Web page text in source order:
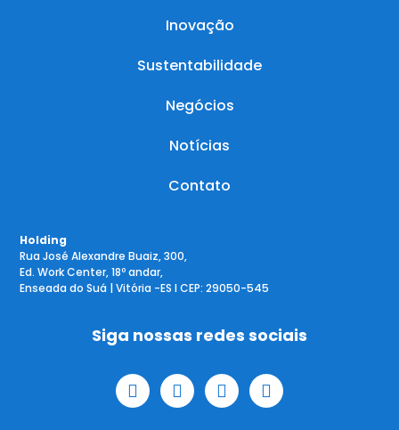
Inovação
Sustentabilidade
Negócios
Notícias
Contato
Holding
Rua José Alexandre Buaiz, 300,
Ed. Work Center, 18º andar,
Enseada do Suá | Vitória -ES l CEP: 29050-545
Siga nossas redes sociais